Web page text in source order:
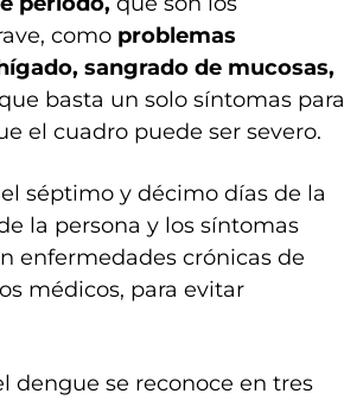
como problemas
sangrado de mucosas,
basta un solo síntomas para
el cuadro puede ser severo.
séptimo y décimo días de la
la persona y los síntomas
enfermedades crónicas de
médicos, para evitar
dengue se reconoce en tres